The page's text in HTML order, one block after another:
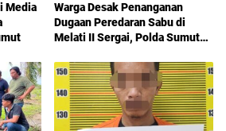
Media
Warga Desak Penanganan
Dugaan Peredaran Sabu di
Melati II Sergai, Polda Sumut